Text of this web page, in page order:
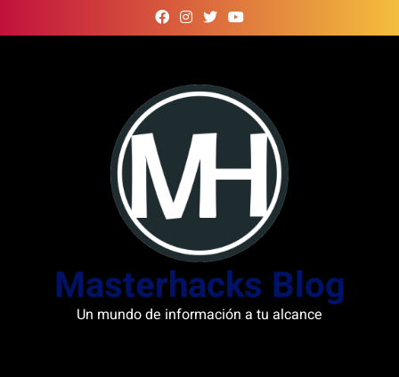
to
Masterhacks Blog
Un mundo de información a tu alcance